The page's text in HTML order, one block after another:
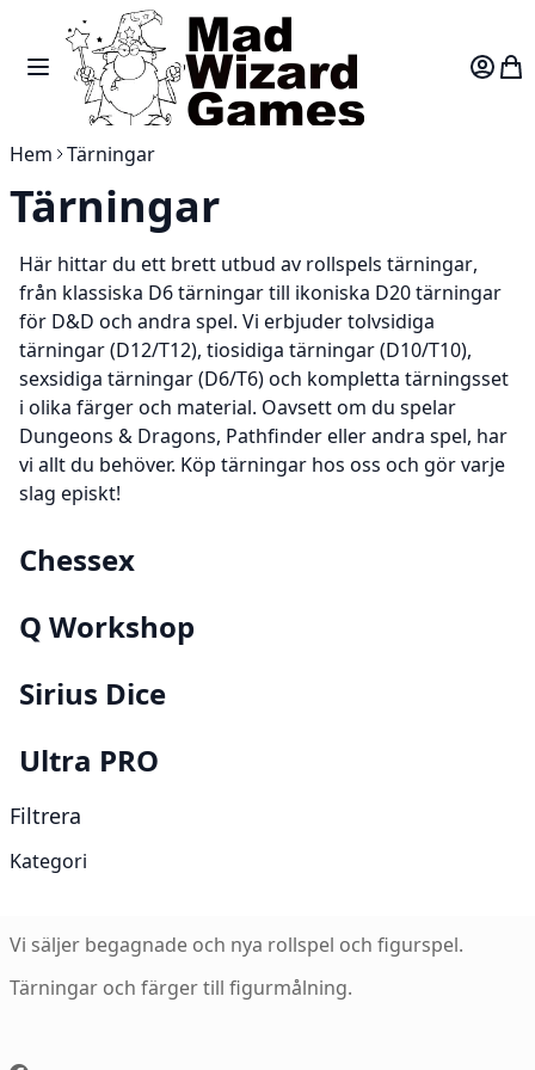
Skip to Content
Toggle Nav
Hem Tärningar
Tärningar
Filtrera
Kategori
Här hittar du ett brett utbud av rollspels tärningar,
från klassiska D6 tärningartill ikoniska D20 tärningar
för D&D och andra spel. Vi erbjudertolvsidiga
tärningar (D12/T12), tiosidiga tärningar (D10/T10),
sexsidiga tärningar (D6/T6)och kompletta tärningsset
i olika färger och material. Oavsett om du spelar
Dungeons & Dragons, Pathfindereller andra spel, har
vi allt du behöver. Köp tärningar hos oss och gör varje
slag episkt!
Chessex
Q Workshop
Sirius Dice
Ultra PRO
Vi säljer begagnade och nya rollspel och figurspel.
Tärningar och färger till figurmålning.